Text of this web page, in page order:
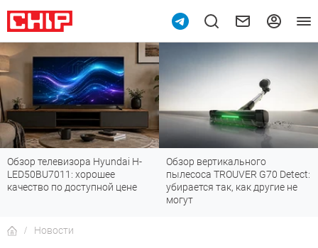
Обзор вертикального
пылесоса TROUVER G70 Detect:
убирается так, как другие не
Топ-8 недорогих роутеров с Wi-
Fi 7: все «плюшки» последнего
стандарта
Новости